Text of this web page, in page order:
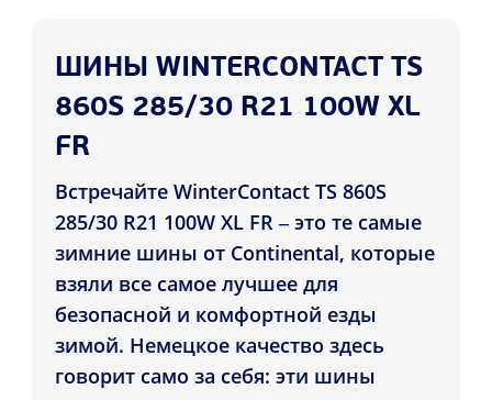
ШИНЫ WINTERCONTACT TS
860S 285/30 R21 100W XL
FR
Встречайте WinterContact TS 860S
285/30 R21 100W XL FR – это те самые
зимние шины от Continental, которые
взяли все самое лучшее для
безопасной и комфортной езды
зимой. Немецкое качество здесь
говорит само за себя: эти шины